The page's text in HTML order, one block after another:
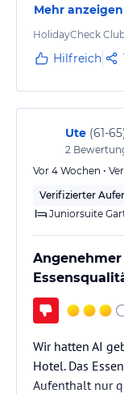
Mehr anzeigen
HolidayCheck
Hilfreich
Ute (61-65
2
Vor 4 Wochen •
Verifizierter
Juniorsuite
Wir hatten AI
Hotel. Das
Aufenthalt nur